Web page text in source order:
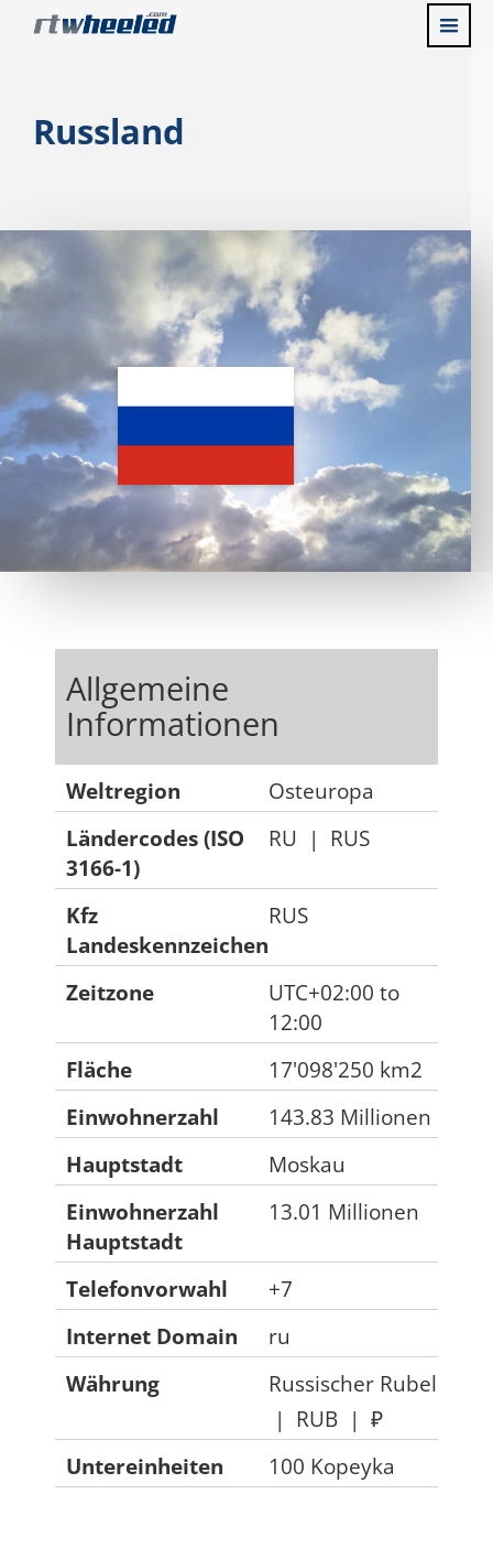
Russland
Allgemeine
Informationen
Weltregion
Osteuropa
Ländercodes (ISO
3166-1)
RU | RUS
Kfz
Landeskennzeichen
RUS
Zeitzone
UTC+02:00 to
12:00
Fläche
17'098'250 km2
Einwohnerzahl
143.83 Millionen
Hauptstadt
Moskau
Einwohnerzahl
Hauptstadt
13.01 Millionen
Telefonvorwahl
+7
Internet Domain
ru
Währung
Russischer Rubel
| RUB | ₽‎
Untereinheiten
100 Kopeyka